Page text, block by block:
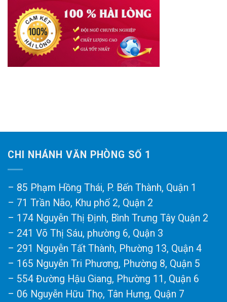
CHI NHÁNH VĂN PHÒNG SỐ 1
– 85 Phạm Hồng Thái, P. Bến Thành, Quận 1
– 71 Trần Não, Khu phố 2, Quận 2
– 174 Nguyễn Thị Định, Bình Trưng Tây Quận 2
– 241 Võ Thị Sáu, phường 6, Quận 3
– 291 Nguyễn Tất Thành, Phường 13, Quận 4
– 165 Nguyễn Tri Phương, Phường 8, Quận 5
– 554 Đường Hậu Giang, Phường 11, Quận 6
– 06 Nguyễn Hữu Thọ, Tân Hưng, Quận 7